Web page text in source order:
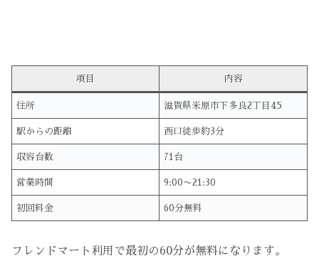
項目 内容
住所 滋賀県米原市下多良2丁目45
駅からの距離 西口徒歩約3分
収容台数 71台
営業時間 9:00〜21:30
初回料金 60分無料
フレンドマート利用で最初の60分が無料になります。